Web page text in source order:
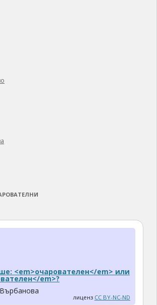
<em>очарователен</em> или
em>?
лиценз CC BY-NC-ND